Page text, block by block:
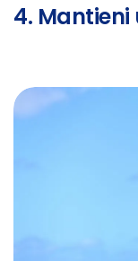
4. Mantieni